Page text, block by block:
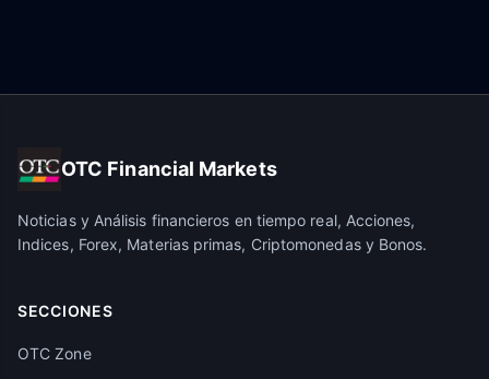
OTC Financial Markets
Noticias y Análisis financieros en tiempo real, Acciones,
Indices, Forex, Materias primas, Criptomonedas y Bonos.
SECCIONES
OTC Zone